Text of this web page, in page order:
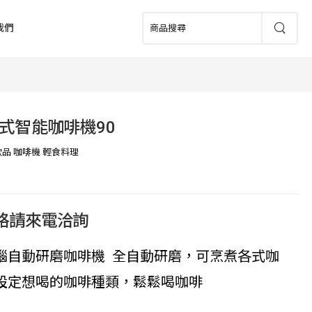
們
智能咖啡機90
品 咖啡機 輕食料理
請來電洽詢
自動研磨咖啡機 全自動研磨，可烹煮各式咖
定想喝的咖啡種類，鬆鬆喝咖啡